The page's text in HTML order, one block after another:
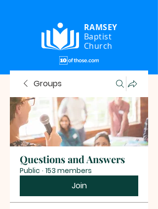
RAMSEY
Baptist
Church
Groups
Questions and Answers
Public · 153 members
Join